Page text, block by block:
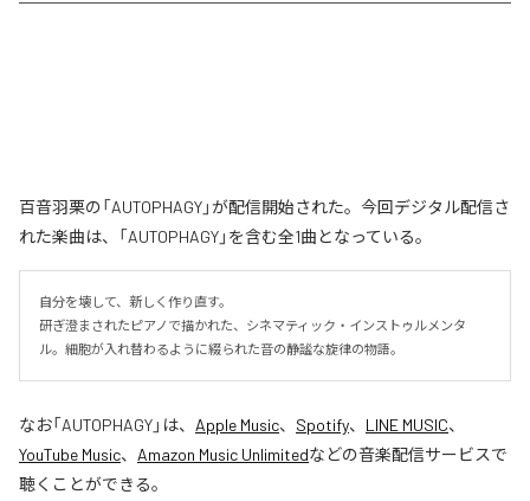
百音羽栗の「AUTOPHAGY」が配信開始された。今回デジタル配信さ
れた楽曲は、「AUTOPHAGY」を含む全1曲となっている。
自分を壊して、新しく作り直す。
研ぎ澄まされたピアノで描かれた、シネマティック・インストゥルメンタ
ル。細胞が入れ替わるように綴られた音の静謐な旋律の物語。
なお「AUTOPHAGY」は、 Apple Music、 Spotify、 LINE MUSIC、
YouTube Music、 Amazon Music Unlimitedなどの音楽配信サービスで
聴くことができる。